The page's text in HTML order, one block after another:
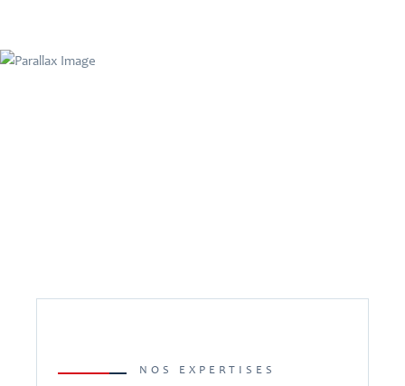
NOS EXPERTISES